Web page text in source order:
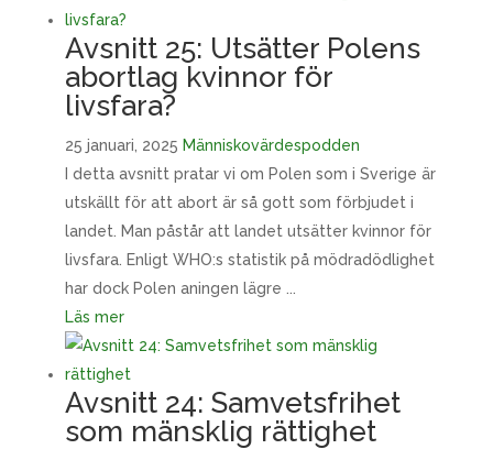
Avsnitt 25: Utsätter Polens
abortlag kvinnor för
livsfara?
25 januari, 2025 Människovärdespodden
I detta avsnitt pratar vi om Polen som i Sverige är
utskällt för att abort är så gott som förbjudet i
landet. Man påstår att landet utsätter kvinnor för
livsfara. Enligt WHO:s statistik på mödradödlighet
har dock Polen aningen lägre ...
Läs mer
Avsnitt 24: Samvetsfrihet
som mänsklig rättighet